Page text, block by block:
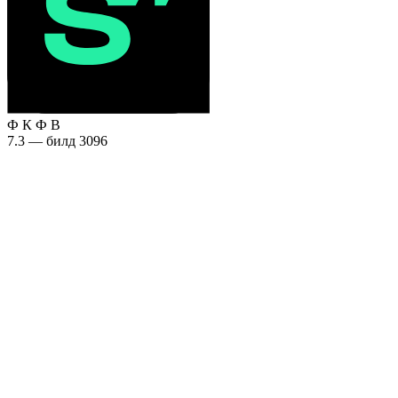
Ф К Ф В
7.3 — билд 3096